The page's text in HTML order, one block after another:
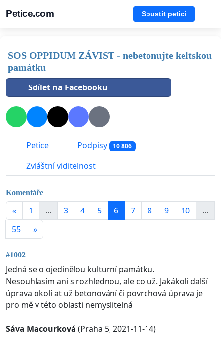
Petice.com Spustit petici
SOS OPPIDUM ZÁVIST - nebetonujte keltskou
památku
Sdílet na Facebooku
Petice Podpisy 10 806
Zvláštní viditelnost
Komentáře
« 1 ... 3 4 5 6 7 8 9 10
...
55
»
#1002
Jedná se o ojedinělou kulturní památku.
Nesouhlasím ani s rozhlednou, ale co už. Jakákoli další
úprava okolí at už betonování či povrchová úprava je
pro mě v této oblasti nemyslitelná
Sáva Macourková (Praha 5, 2021-11-14)